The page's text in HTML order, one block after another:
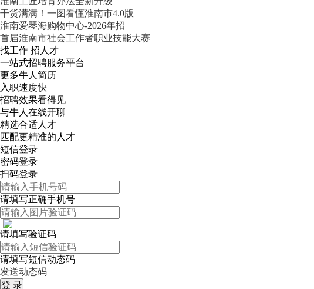
干货满满！一图看懂淮南市4.0版
淮南爱琴海购物中心-2026年招
首届淮南市社会工作者职业技能大赛
找工作 招人才
一站式招聘服务平台
更多牛人简历
入职速度快
招聘效果看得见
与牛人在线开聊
精选合适人才
匹配更精准的人才
短信登录
密码登录
扫码登录
请填写正确手机号
请填写验证码
请填写短信动态码
发送动态码